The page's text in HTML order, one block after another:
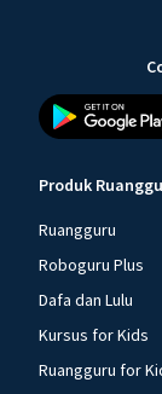
Produk
Ruangguru
Roboguru Plus
Dafa dan Lulu
Kursus for Kids
Ruangguru for